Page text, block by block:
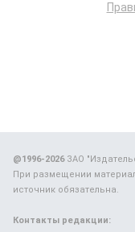
@1996-2026ЗАО
При размещении
источник обязательна.
Контакты редакции: